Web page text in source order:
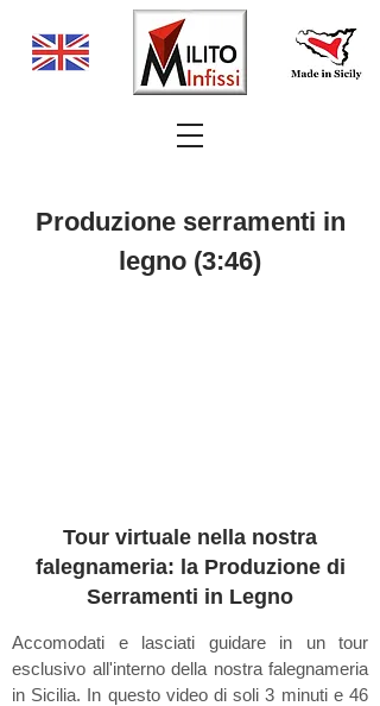
Produzione serramenti in
legno (3:46)
Tour virtuale nella nostra
falegnameria: la Produzione di
Serramenti in Legno
Accomodati e lasciati guidare in un tour
esclusivo all'interno della nostra falegnameria
in Sicilia. In questo video di soli 3 minuti e 46